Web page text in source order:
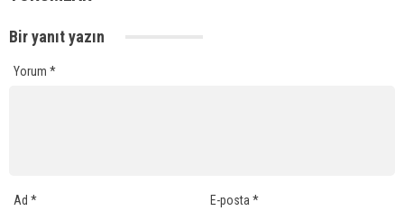
Bir yanıt yazın
Yorum *
Ad * E-posta*